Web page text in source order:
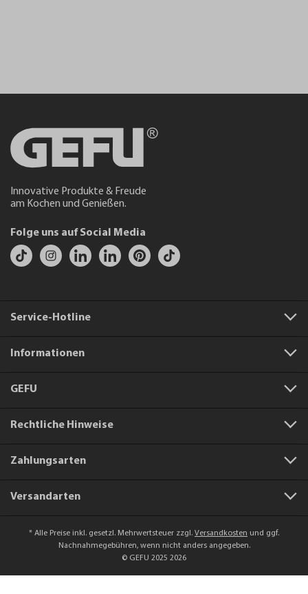
Innovative Produkte & Freude
am Kochen und Genießen.
Folge uns auf Social Media
Service-Hotline
Informationen
GEFU
Rechtliche Hinweise
Zahlungsarten
Versandarten
* Alle Preise inkl. gesetzl. Mehrwertsteuer zzgl. Versandkosten und ggf.
Nachnahmegebühren, wenn nicht anders angegeben.
© GEFU 2025 2026